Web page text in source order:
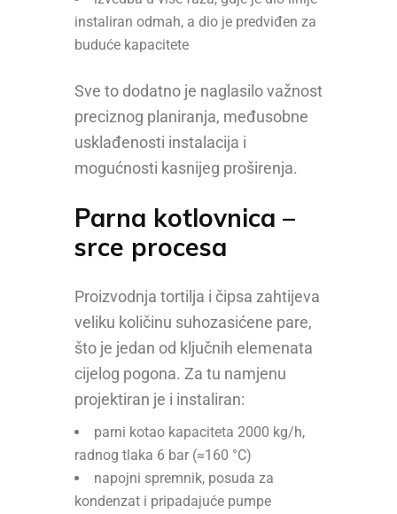
instaliran odmah, a dio je predviđen za
buduće kapacitete
Sve to dodatno je naglasilo važnost
preciznog planiranja, međusobne
usklađenosti instalacija i
mogućnosti kasnijeg proširenja.
Parna kotlovnica –
srce procesa
Proizvodnja tortilja i čipsa zahtijeva
veliku količinu suhozasićene pare,
što je jedan od ključnih elemenata
cijelog pogona. Za tu namjenu
projektiran je i instaliran:
parni kotao kapaciteta 2000 kg/h,
radnog tlaka 6 bar (≈160 °C)
napojni spremnik, posuda za
kondenzat i pripadajuće pumpe